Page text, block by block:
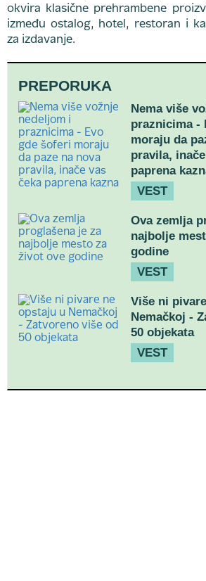
okvira klasične prehrambene
između ostalog, hotel, restoran i
za izdavanje.
PREPORUKA
Nema više
praznicima -
moraju da
pravila,
paprena
VEST
Ova zemlja
najbolje
godine
VEST
Više ni
Nemačkoj -
50 objekata
VEST